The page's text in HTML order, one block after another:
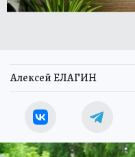
Алексей ЕЛАГИН